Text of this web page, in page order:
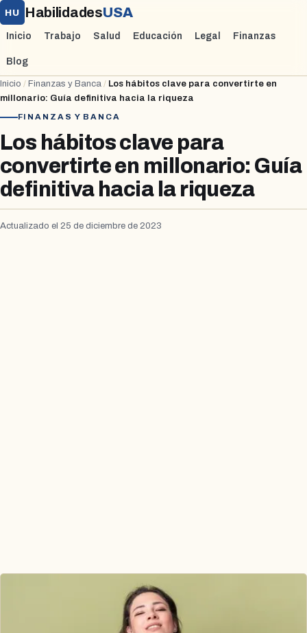
HU HabilidadesUSA
Inicio Trabajo Salud Educación Legal Finanzas
Blog
Inicio / Finanzas y Banca / Los hábitos clave para convertirte en
millonario: Guía definitiva hacia la riqueza
FINANZAS Y BANCA
Los hábitos clave para
convertirte en millonario: Guía
definitiva hacia la riqueza
Actualizado el 25 de diciembre de 2023